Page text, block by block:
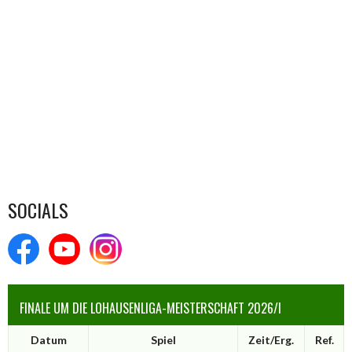
SOCIALS
FINALE UM DIE LOHAUSENLIGA-MEISTERSCHAFT 2026/I
Datum Spiel Zeit/Erg. Ref.